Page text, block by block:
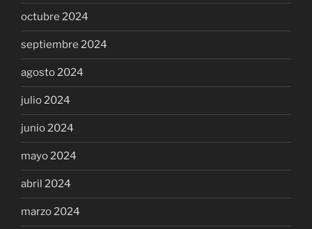
octubre 2024
septiembre 2024
agosto 2024
julio 2024
junio 2024
mayo 2024
abril 2024
marzo 2024